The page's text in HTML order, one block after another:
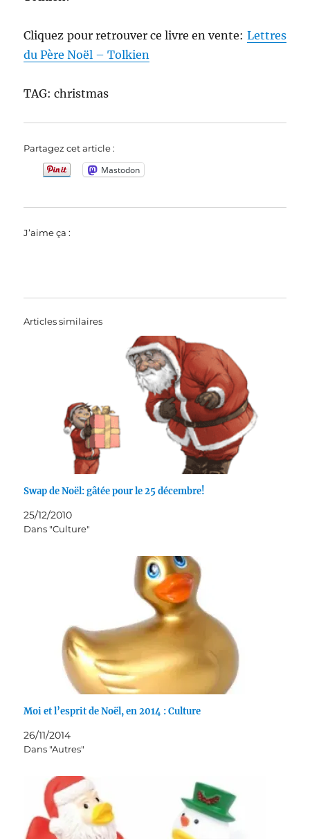
Cliquez pour retrouver ce livre en vente: Lettres
du Père Noël – Tolkien
TAG: christmas
Partagez cet article :
Mastodon
J’aime ça :
Articles similaires
Swap de Noël: gâtée pour le 25 décembre!
25/12/2010
Dans "Culture"
Moi et l’esprit de Noël, en 2014 : Culture
26/11/2014
Dans "Autres"